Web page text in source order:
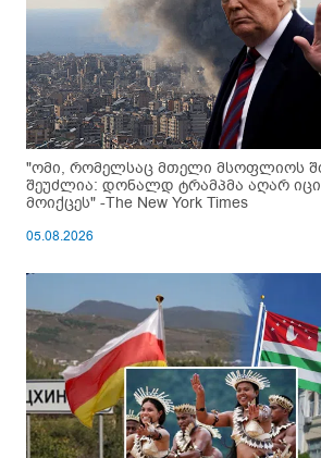
"ომი, რომელსაც მთელი მსოფლიოს
შეუძლია: დონალდ ტრამპმა აღარ
მოიქცეს" -The New York Times
05.08.2026